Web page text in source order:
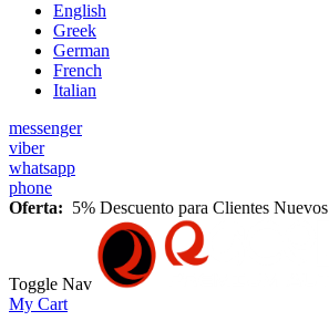
English
Greek
German
French
Italian
messenger
viber
whatsapp
phone
Oferta: 5% Descuento para Clientes Nuevos
Toggle Nav
My Cart